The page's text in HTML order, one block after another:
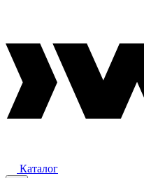
Каталог